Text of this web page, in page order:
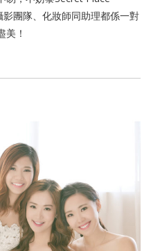
團隊、化妝師同助理都係一對
美！